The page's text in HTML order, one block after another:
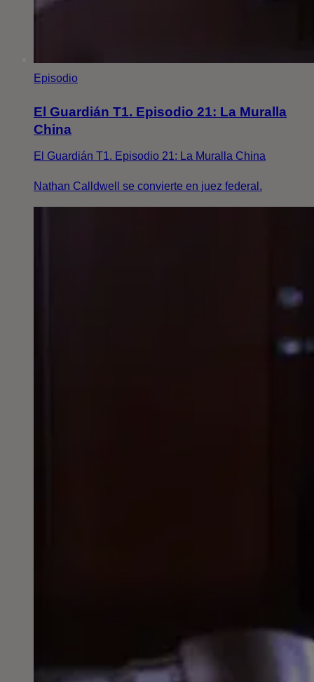
Episodio
El Guardián T1. Episodio 21: La Muralla
China
El Guardián T1. Episodio 21: La Muralla China
Nathan Calldwell se convierte en juez federal.